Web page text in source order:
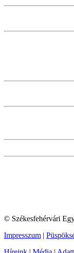
© Székesfehérvári
Impresszum |